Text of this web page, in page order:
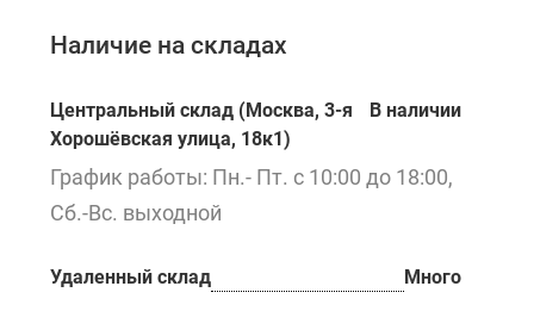
Наличие на складах
Центральный склад (Москва, 3-я
Хорошёвская улица, 18к1)
В наличии
График работы: Пн.- Пт. с 10:00 до 18:00,
Сб.-Вс. выходной
Удаленный склад Много